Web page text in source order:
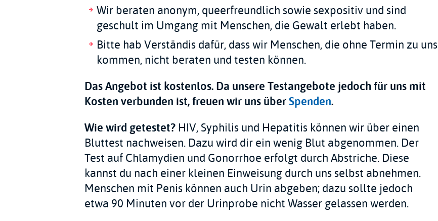
Wir beraten anonym, queerfreundlich sowie sexpositiv und sind
geschult im Umgang mit Menschen, die Gewalt erlebt haben.
Bitte hab Verständis dafür, dass wir Menschen, die ohne Termin zu uns
kommen, nicht beraten und testen können.
Das Angebot ist kostenlos. Da unsere Testangebote jedoch für uns mit
Kosten verbunden ist, freuen wir uns überSpenden.
Wie wird getestet?HIV, Syphilis und Hepatitis können wir über einen
Bluttest nachweisen. Dazu wird dir ein wenig Blut abgenommen. Der
Test auf Chlamydien und Gonorrhoe erfolgt durch Abstriche. Diese
kannst du nach einer kleinen Einweisung durch uns selbst abnehmen.
Menschen mit Penis können auch Urin abgeben; dazu sollte jedoch
etwa 90 Minuten vor der Urinprobe nicht Wasser gelassen werden.